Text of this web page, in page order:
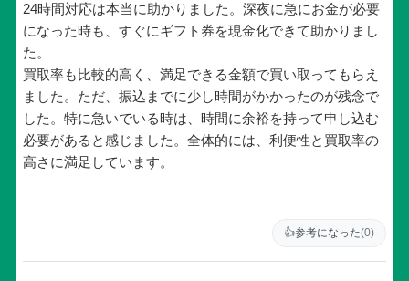
24時間対応は本当に助かりました。深夜に急にお金が必要
になった時も、すぐにギフト券を現金化できて助かりまし
た。
買取率も比較的高く、満足できる金額で買い取ってもらえ
ました。ただ、振込までに少し時間がかかったのが残念で
した。特に急いでいる時は、時間に余裕を持って申し込む
必要があると感じました。全体的には、利便性と買取率の
高さに満足しています。
👍参考になった(0)